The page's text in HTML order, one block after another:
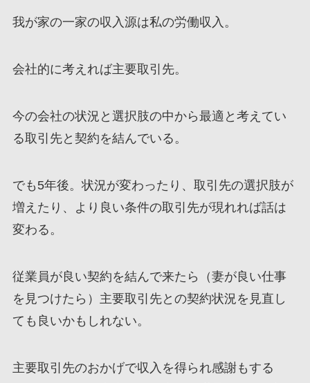
我が家の一家の収入源は私の労働収入。
会社的に考えれば主要取引先。
今の会社の状況と選択肢の中から最適と考えてい
る取引先と契約を結んでいる。
でも5年後。状況が変わったり、取引先の選択肢が
増えたり、より良い条件の取引先が現れれば話は
変わる。
従業員が良い契約を結んで来たら（妻が良い仕事
を見つけたら）主要取引先との契約状況を見直し
ても良いかもしれない。
主要取引先のおかげで収入を得られ感謝もする